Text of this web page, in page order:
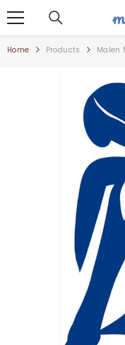
Home Products Malen